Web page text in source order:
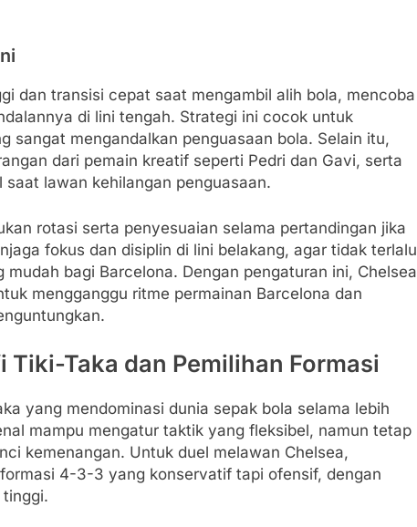
dan transisi cepat saat mengambil alih bola, mencoba
di lini tengah. Strategi ini cocok untuk
sangat mengandalkan penguasaan bola. Selain itu,
dari pemain kreatif seperti Pedri dan Gavi, serta
lawan kehilangan penguasaan.
rotasi serta penyesuaian selama pertandingan jika
fokus dan disiplin di lini belakang, agar tidak terlalu
bagi Barcelona. Dengan pengaturan ini, Chelsea
mengganggu ritme permainan Barcelona dan
Taka dan Pemilihan Formasi
yang mendominasi dunia sepak bola selama lebih
mampu mengatur taktik yang fleksibel, namun tetap
kemenangan. Untuk duel melawan Chelsea,
4-3-3 yang konservatif tapi ofensif, dengan